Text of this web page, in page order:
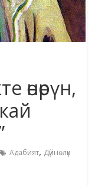
өнөрүн,
Адабият, Дүйнөлүк